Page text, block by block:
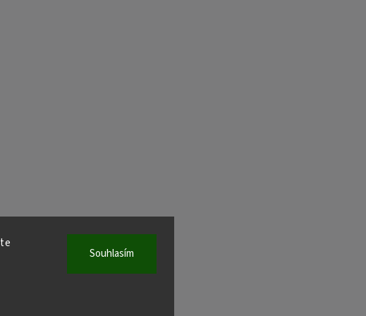
Souhlasím